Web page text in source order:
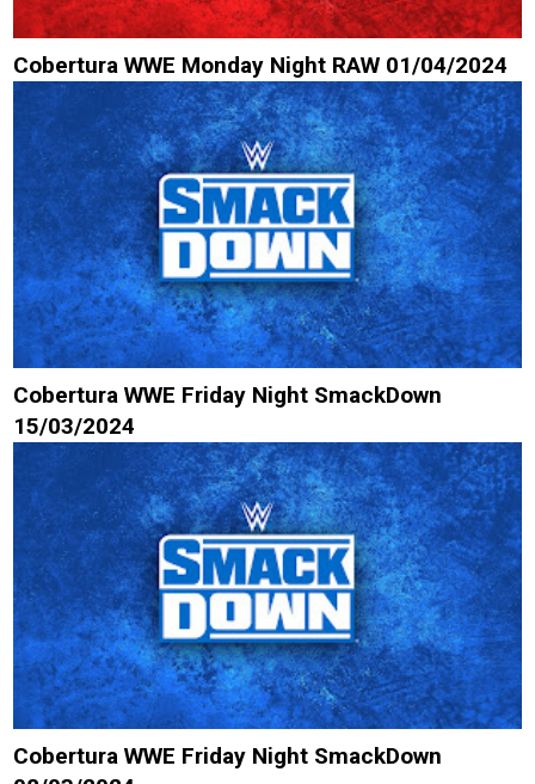
Cobertura WWE Monday Night RAW 01/04/2024
Cobertura WWE Friday Night SmackDown
15/03/2024
Cobertura WWE Friday Night SmackDown